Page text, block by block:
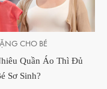
CHO BÉ
Quần Áo Thì Đủ
Sơ Sinh?